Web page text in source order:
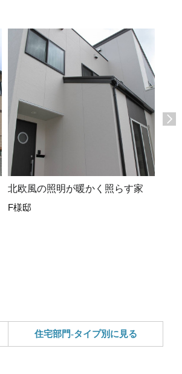
北欧風の照明が暖かく照らす家
F様邸
住宅部門-タイプ別に見る